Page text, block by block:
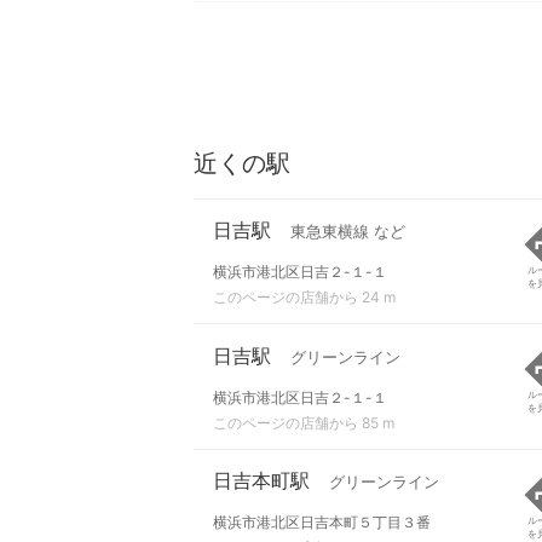
近くの駅
日吉駅 東急東横線 など
横浜市港北区日吉２-１-１
このページの店舗から 24 m
ル
を
日吉駅 グリーンライン
横浜市港北区日吉２-１-１
このページの店舗から 85 m
ル
を
日吉本町駅 グリーンライン
横浜市港北区日吉本町５丁目３番
ル
を